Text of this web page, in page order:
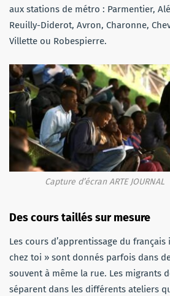
aux stations de métro : Parmentier,
Reuilly-Diderot, Avron, Charonne,
Villette ou Robespierre.
Capture d’écran ARTE JOURNAL
Des cours taillés sur mesure
Les cours d’apprentissage du
chez toi » sont donnés parfois dans
souvent à même la rue. Les migrants
séparent dans les différents ateliers